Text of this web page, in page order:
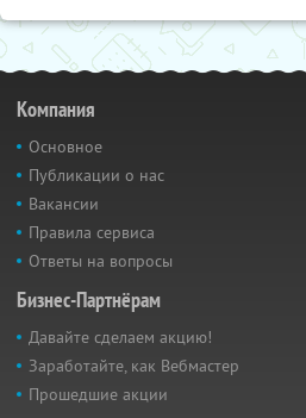
Компания
Основное
Публикации о нас
Вакансии
Правила сервиса
Ответы на вопросы
Бизнес-Партнёрам
Давайте сделаем акцию!
Заработайте, как Вебмастер
Прошедшие акции